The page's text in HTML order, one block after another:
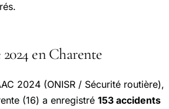
en Charente
2024 (ONISR / Sécurité routière),
(16) a enregistré 153 accidents